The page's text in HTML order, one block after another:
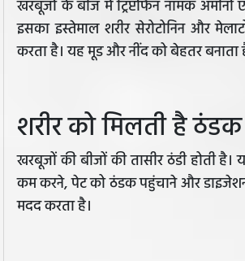
खरबूजों के बीज में ट्रिप्टोफैन नामक अमीनो
इसका इस्तेमाल शरीर सेरोटोनिन और
करता है। यह मूड और नींद को बेहतर बनाता
शरीर को मिलती है ठंडक
खरबूजों की बीजों की तासीर ठंडी होती है।
कम करने, पेट को ठंडक पहुंचाने और
मदद करता है।